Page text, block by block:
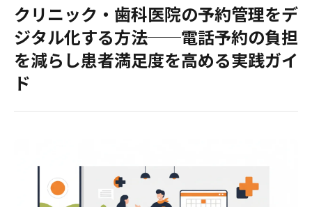
クリニック・歯科医院の予約管理をデ
ジタル化する方法──電話予約の負担
を減らし患者満足度を高める実践ガイ
ド